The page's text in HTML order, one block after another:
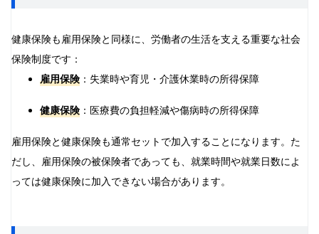
健康保険も雇用保険と同様に、労働者の生活を支える重要な社会
保険制度です：
雇用保険：失業時や育児・介護休業時の所得保障
健康保険：医療費の負担軽減や傷病時の所得保障
雇用保険と健康保険も通常セットで加入することになります。た
だし、雇用保険の被保険者であっても、就業時間や就業日数によ
っては健康保険に加入できない場合があります。